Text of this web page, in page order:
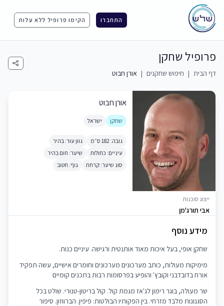
התחברו הקימו פרופיל ללא עלות
פרופיל שחקן
דף הבית | חיפוש שחקנים | אורן חבוט
ייצוג סוכנות
אבי תורג'מן
אורן חבוט
שחקן ישראל
גובה: 182 ס״מ
גוון עור: בהיר
עיניים: כחולות
שיער: חום בהיר
סוג שיער: קרחת
גוף: חטוב
מידע נוסף
שחקן אופי, בעל איכות מאוד אותנטית ורגישה. עיניים כנות.
מימיקות מעולות, כותב מערכונים מערכונים וחומרים אישיים, עשה תפקיד
אורח בדובדבני וקובץ' והופיע בפרסומות רבות בתכנים קומיים
שר מעולה, בוגר רימון לג'אז מגמת קול. קול בריטון-טנורי. שולט בכל
הסגנונות מלבד מזרחי. בין הפקותיו הבולטות: פיפין. הברווזון. סיפור